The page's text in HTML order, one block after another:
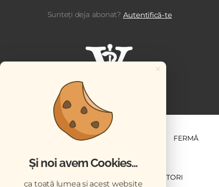
Sunteți deja abonat? Autentifică-te
ȘTIINȚĂ ȘI PRACTICĂ FERMĂ
CONTRIBUTORI
×
Și noi avem Cookies...
ca toată lumea și acest website